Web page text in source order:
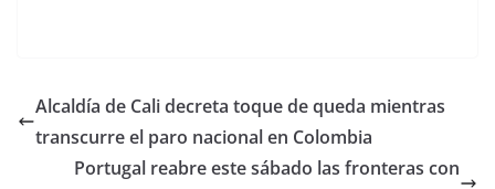
medida que advierten
clases medias y
populares, y en…
Alcaldía de Cali decreta toque de queda mientras
transcurre el paro nacional en Colombia
Portugal reabre este sábado las fronteras con